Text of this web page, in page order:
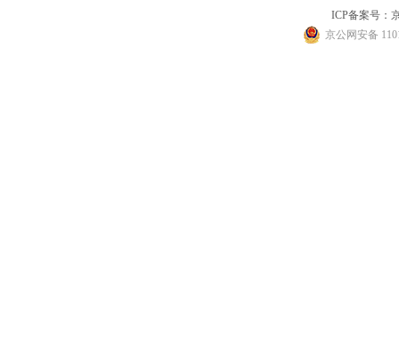
ICP备案号：
京公网安备